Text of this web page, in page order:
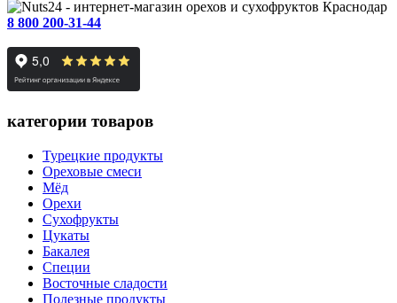
Краснодар
8 800 200-31-44
категории товаров
Турецкие продукты
Ореховые смеси
Мёд
Орехи
Сухофрукты
Цукаты
Бакалея
Специи
Восточные сладости
Полезные продукты